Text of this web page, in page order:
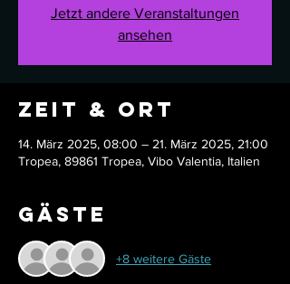
Jetzt andere Veranstaltungen
ansehen
Zeit & Ort
14. März 2025, 08:00 – 21. März 2025, 21:00
Tropea, 89861 Tropea, Vibo Valentia, Italien
Gäste
+8 weitere Gäste